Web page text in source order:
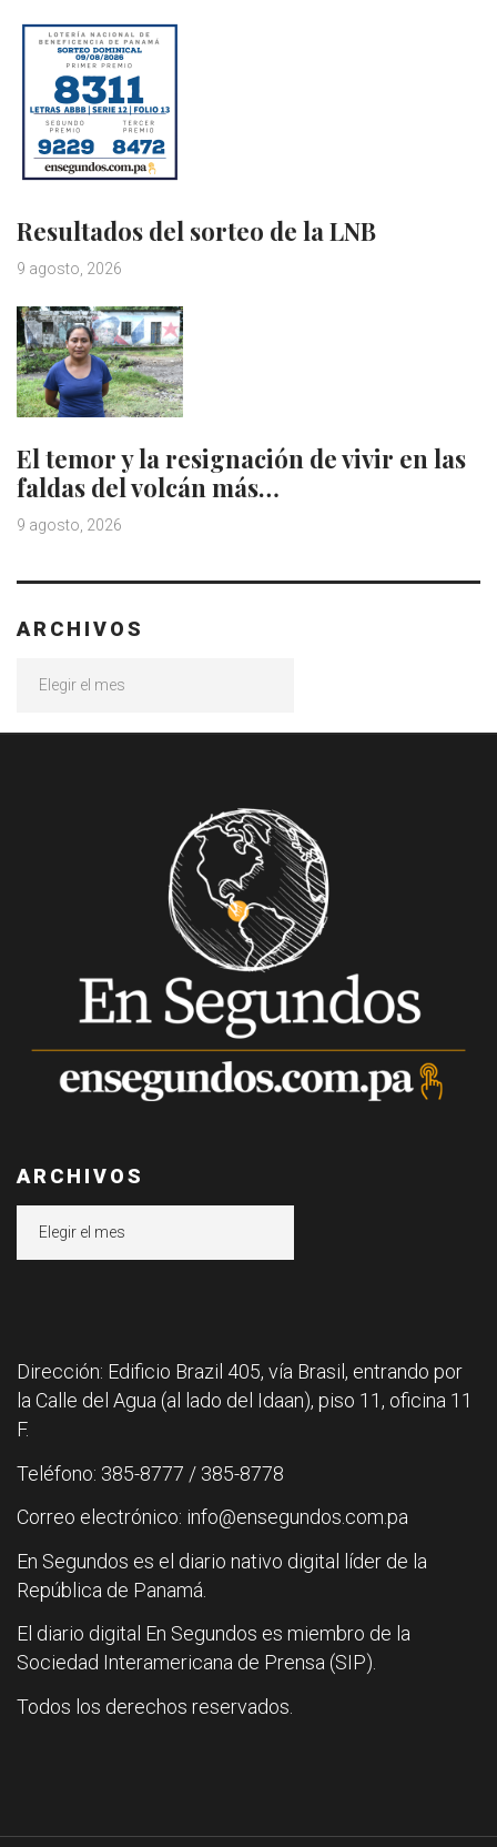
Resultados del sorteo de la LNB
9 agosto, 2026
El temor y la resignación de vivir en las
faldas del volcán más…
9 agosto, 2026
ARCHIVOS
ARCHIVOS
Dirección: Edificio Brazil 405, vía Brasil, entrando por
la Calle del Agua (al lado del Idaan), piso 11, oficina 11
F.
Teléfono: 385-8777 / 385-8778
Correo electrónico: info@ensegundos.com.pa
En Segundos es el diario nativo digital líder de la
República de Panamá.
El diario digital En Segundos es miembro de la
Sociedad Interamericana de Prensa (SIP).
Todos los derechos reservados.